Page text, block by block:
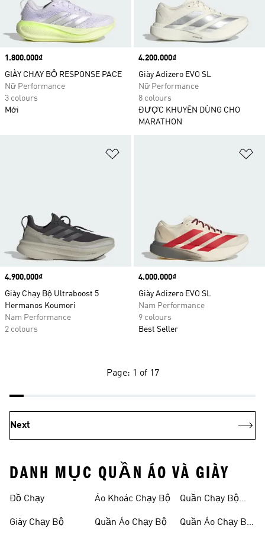
Price
1.800.000₫
GIÀY CHẠY BỘ RESPONSE PACE
Nữ Performance
3 colours
Mới
Price
4.200.000₫
Giày Adizero EVO SL
Nữ Performance
8 colours
ĐƯỢC KHUYÊN DÙNG CHO
MARATHON
Price
4.900.000₫
Giày Chạy Bộ Ultraboost 5
Hermanos Koumori
Nam Performance
2 colours
Price
4.000.000₫
Giày Adizero EVO SL
Nam Performance
9 colours
Best Seller
Page: 1 of 17
Next
DANH MỤC QUẦN ÁO VÀ GIÀY
Đồ Chạy
Giày Chạy Bộ
Áo Khoác Chạy Bộ
Quần Áo Chạy Bộ
Quần Chạy Bộ
Quần Áo Chạy Bộ